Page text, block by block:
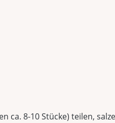
ca. 8-10 Stücke) teilen,